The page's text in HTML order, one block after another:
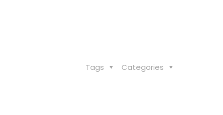
Categories
Tags